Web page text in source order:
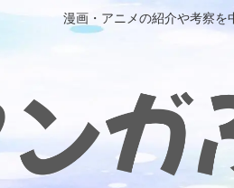
漫画・アニメの紹介や考察を